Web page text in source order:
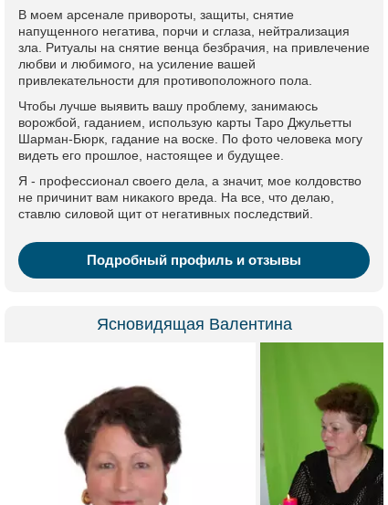
В моем арсенале привороты, защиты, снятие
напущенного негатива, порчи и сглаза, нейтрализация
зла. Ритуалы на снятие венца безбрачия, на привлечение
любви и любимого, на усиление вашей
привлекательности для противоположного пола.
Чтобы лучше выявить вашу проблему, занимаюсь
ворожбой, гаданием, использую карты Таро Джульетты
Шарман-Бюрк, гадание на воске. По фото человека могу
видеть его прошлое, настоящее и будущее.
Я - профессионал своего дела, а значит, мое колдовство
не причинит вам никакого вреда. На все, что делаю,
ставлю силовой щит от негативных последствий.
Подробный профиль и отзывы
Ясновидящая Валентина